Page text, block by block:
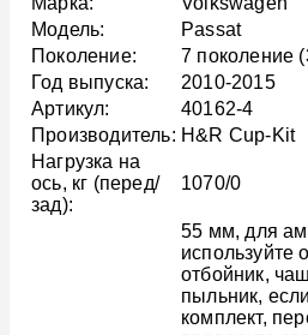
Модель:
Passat
Поколение:
7 поколение
Год выпуска:
2010-2015
Артикул:
40162-4
Производитель: H&R Cup-Kit
Нагрузка на
ось, кг (перед/
зад):
1070/0
55 мм, для
используйте
отбойник,
пыльник,
комплект,